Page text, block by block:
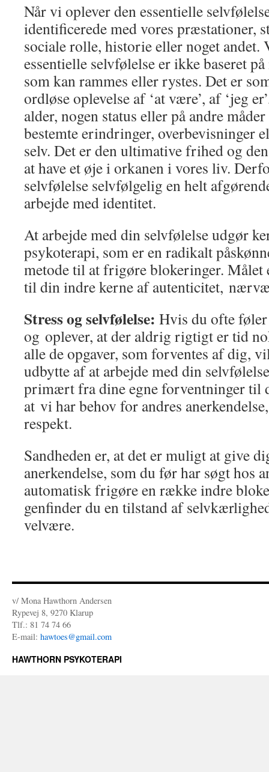
Når vi oplever den essentielle
identificerede med vores præstationer,
sociale rolle, historie eller noget andet.
essentielle selvfølelse er ikke baseret
som kan rammes eller rystes. Det er
ordløse oplevelse af ‘at være’, af ‘jeg
alder, nogen status eller på andre
bestemte erindringer, overbevisninger
selv. Det er den ultimative frihed og
at have et øje i orkanen i vores liv.
selvfølelse selvfølgelig en helt
arbejde med identitet.
At arbejde med din selvfølelse udgør
psykoterapi, som er en radikalt
metode til at frigøre blokeringer. Målet
til din indre kerne af autenticitet,
Stress og selvfølelse: Hvis du ofte
og oplever, at der aldrig rigtigt er tid
alle de opgaver, som forventes af dig,
udbytte af at arbejde med din
primært fra dine egne forventninger til
at vi har behov for andres
respekt.
Sandheden er, at det er muligt at give
anerkendelse, som du før har søgt hos
automatisk frigøre en række indre
genfinder du en tilstand af
velvære.
v/ Mona Hawthorn Andersen
Rypevej 8, 9270 Klarup
Tlf.: 81 74 74 66
E-mail: hawtoes@gmail.com
HAWTHORN PSYKOTERAPI